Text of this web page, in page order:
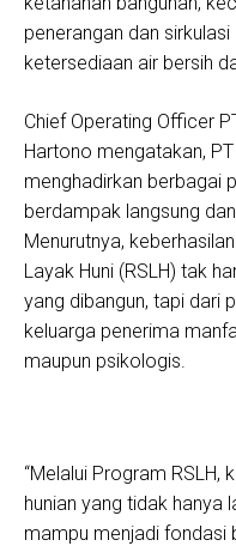
penerangan dan
ketersediaan air bersih
Chief Operating Officer
Hartono mengatakan,
menghadirkan berbagai
berdampak langsung
Menurutnya,
Layak Huni (RSLH) tak
yang dibangun, tapi dari
keluarga penerima
maupun psikologis.
“Melalui Program
hunian yang tidak hanya
mampu menjadi fondasi